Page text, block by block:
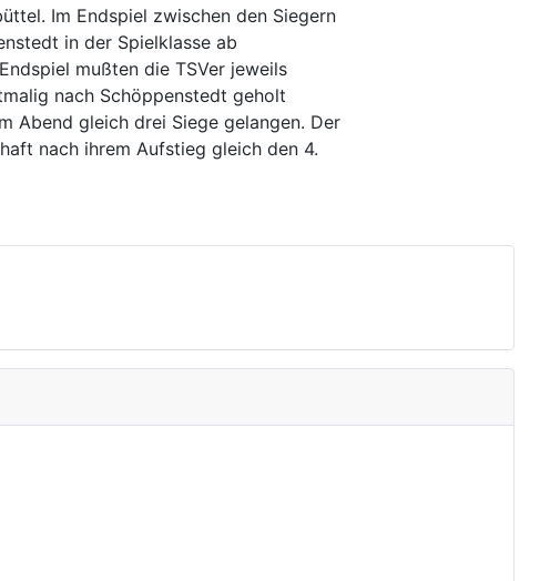
Im Endspiel zwischen den Siegern
in der Spielklasse ab
mußten die TSVer jeweils
nach Schöppenstedt geholt
Abend gleich drei Siege gelangen. Der
nach ihrem Aufstieg gleich den 4.